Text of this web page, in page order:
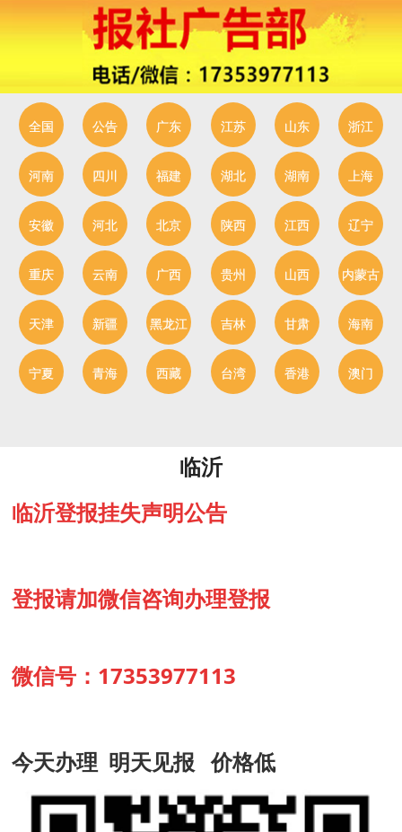
全国 公告 广东 江苏 山东 浙江
河南 四川 福建 湖北 湖南 上海
安徽 河北 北京 陕西 江西 辽宁
重庆 云南 广西 贵州 山西 内蒙古
天津 新疆 黑龙江 吉林 甘肃 海南
宁夏 青海 西藏 台湾 香港 澳门
临沂
临沂登报挂失声明公告
登报请加微信咨询办理登报
微信号：17353977113
今天办理 明天见报 价格低